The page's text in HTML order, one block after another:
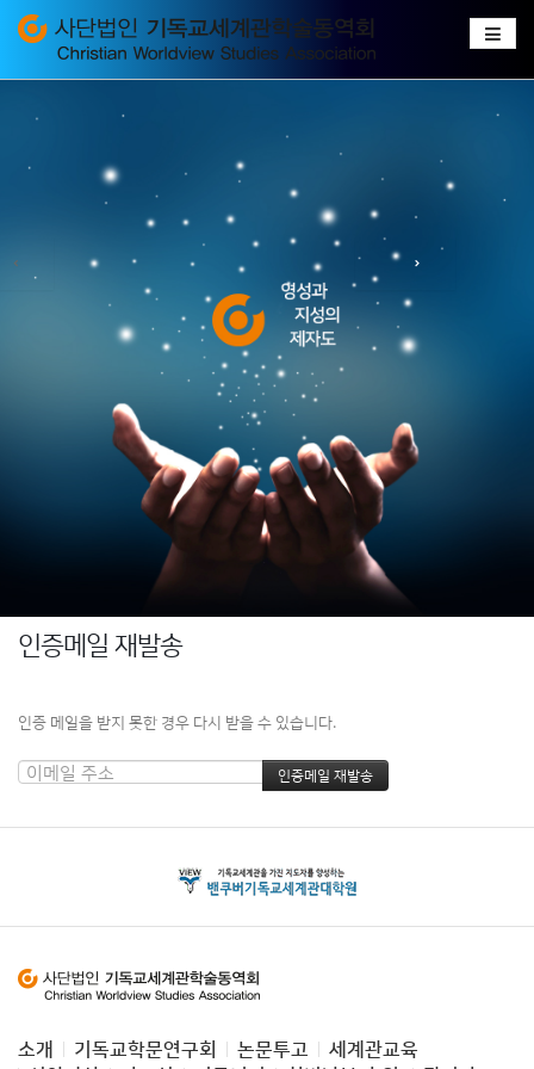
인증메일 재발송
인증 메일을 받지 못한 경우 다시 받을 수 있습니다.
소개 기독교학문연구회 논문투고
세계관교육